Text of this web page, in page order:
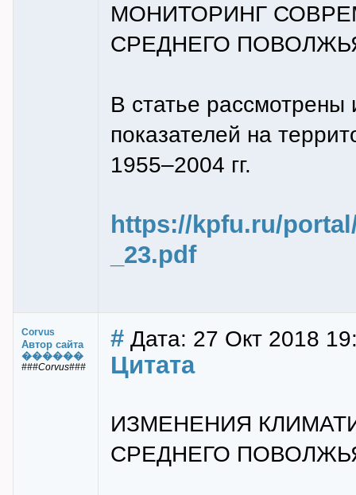
МОНИТОРИНГ
СРЕДНЕГО
В статье рассмотрены
показателей на
1955–2004 гг.
https://kpfu.ru/
_23.pdf
Corvus
Автор сайта
������
###Corvus###
# Дата: 27 Окт 2018
Цитата
ИЗМЕНЕНИЯ
СРЕДНЕГО